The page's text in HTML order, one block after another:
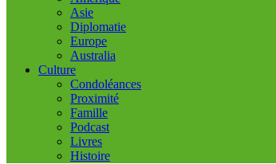
Asie
Diplomatie
Europe
Australia
Culture
Condoléances
Proximité
Famille
Podcast
Livres
Histoire